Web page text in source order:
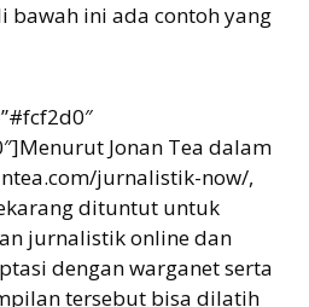
bawah ini ada contoh yang
Jonan Tea dalam
jurnalistik-now/,
dituntut untuk
jurnalistik online dan
dengan warganet serta
tersebut bisa dilatih